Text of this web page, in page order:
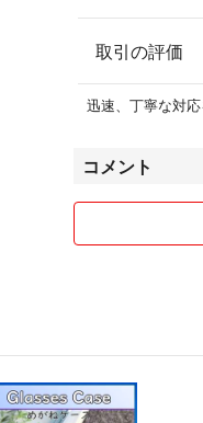
取引の評価
迅速、丁寧な対
コメント